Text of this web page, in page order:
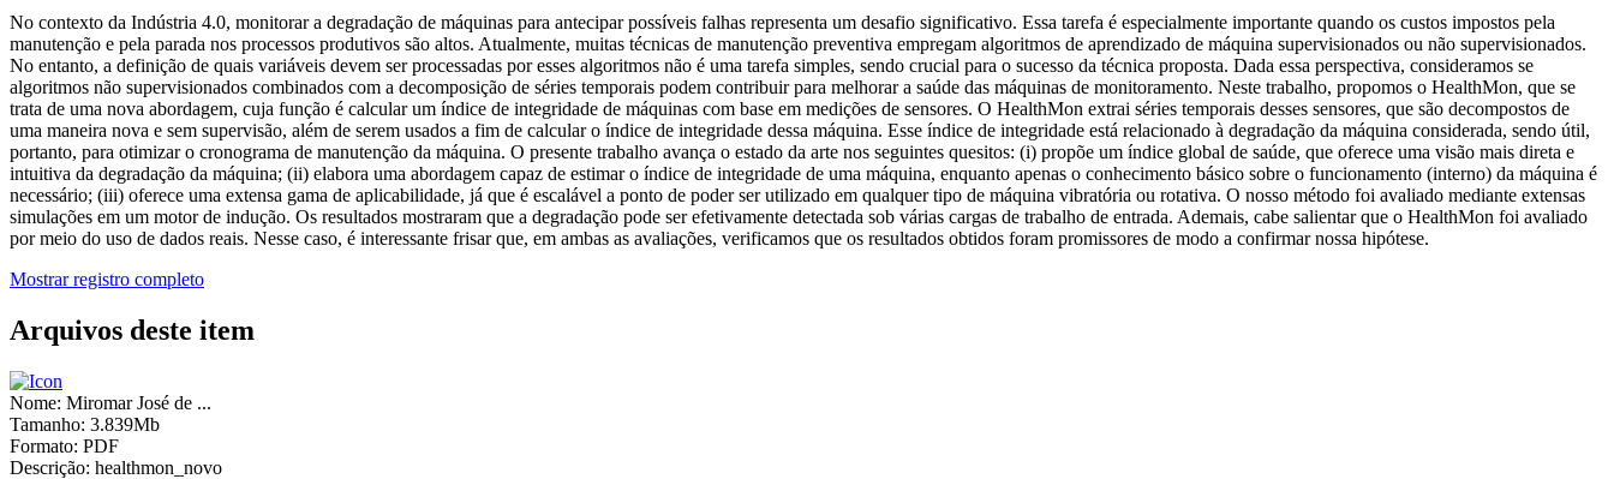
No contexto da Indústria 4.0, monitorar a degradação de máquinas para antecipar possíveis falhas representa um desafio significativo. Essa tarefa é especialmente importante quando os custos impostos pela
manutenção e pela parada nos processos produtivos são altos. Atualmente, muitas técnicas de manutenção preventiva empregam algoritmos de aprendizado de máquina supervisionados ou não supervisionados.
No entanto, a definição de quais variáveis devem ser processadas por esses algoritmos não é uma tarefa simples, sendo crucial para o sucesso da técnica proposta. Dada essa perspectiva, consideramos se
algoritmos não supervisionados combinados com a decomposição de séries temporais podem contribuir para melhorar a saúde das máquinas de monitoramento. Neste trabalho, propomos o HealthMon, que se
trata de uma nova abordagem, cuja função é calcular um índice de integridade de máquinas com base em medições de sensores. O HealthMon extrai séries temporais desses sensores, que são decompostos de
uma maneira nova e sem supervisão, além de serem usados a fim de calcular o índice de integridade dessa máquina. Esse índice de integridade está relacionado à degradação da máquina considerada, sendo útil,
portanto, para otimizar o cronograma de manutenção da máquina. O presente trabalho avança o estado da arte nos seguintes quesitos: (i) propõe um índice global de saúde, que oferece uma visão mais direta e
intuitiva da degradação da máquina; (ii) elabora uma abordagem capaz de estimar o índice de integridade de uma máquina, enquanto apenas o conhecimento básico sobre o funcionamento (interno) da máquina é
necessário; (iii) oferece uma extensa gama de aplicabilidade, já que é escalável a ponto de poder ser utilizado em qualquer tipo de máquina vibratória ou rotativa. O nosso método foi avaliado mediante extensas
simulações em um motor de indução. Os resultados mostraram que a degradação pode ser efetivamente detectada sob várias cargas de trabalho de entrada. Ademais, cabe salientar que o HealthMon foi avaliado
por meio do uso de dados reais. Nesse caso, é interessante frisar que, em ambas as avaliações, verificamos que os resultados obtidos foram promissores de modo a confirmar nossa hipótese.
Mostrar registro completo
Arquivos deste item
Nome: Miromar José de ...
Tamanho: 3.839Mb
Formato: PDF
Descrição: healthmon_novo